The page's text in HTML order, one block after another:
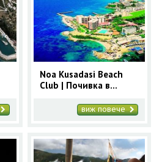
Noa Kusadasi Beach
Club | Почивка в
виж повече